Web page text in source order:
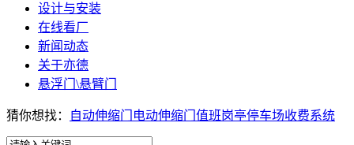
设计与安装
在线看厂
新闻动态
关于亦德
悬浮门\悬臂门
猜你想找： 自动伸缩门 电动伸缩门 值班岗亭停车场收费系统